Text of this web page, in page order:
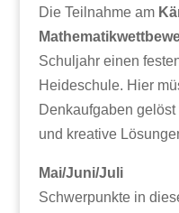
Die Teilnahme am
Schuljahr einen
Heideschule. Hier
Denkaufgaben
und kreative
Mai/Juni/Juli
Schwerpunkte in